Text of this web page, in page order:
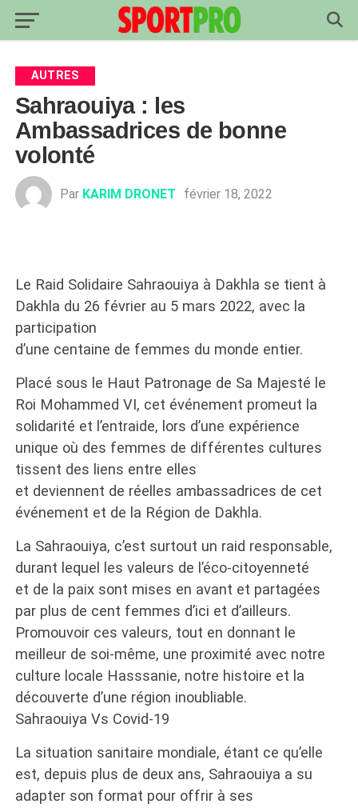
AUTRES
Sahraouiya : les
Ambassadrices de bonne
volonté
Par KARIM DRONET février 18, 2022
Le Raid Solidaire Sahraouiya à Dakhla se tient à
Dakhla du 26 février au 5 mars 2022, avec la
participation
d’une centaine de femmes du monde entier.
Placé sous le Haut Patronage de Sa Majesté le
Roi Mohammed VI, cet événement promeut la
solidarité et l’entraide, lors d’une expérience
unique où des femmes de différentes cultures
tissent des liens entre elles
et deviennent de réelles ambassadrices de cet
événement et de la Région de Dakhla.
La Sahraouiya, c’est surtout un raid responsable,
durant lequel les valeurs de l’éco-citoyenneté
et de la paix sont mises en avant et partagées
par plus de cent femmes d’ici et d’ailleurs.
Promouvoir ces valeurs, tout en donnant le
meilleur de soi-même, une proximité avec notre
culture locale Hasssanie, notre histoire et la
découverte d’une région inoubliable.
Sahraouiya Vs Covid-19
La situation sanitaire mondiale, étant ce qu’elle
est, depuis plus de deux ans, Sahraouiya a su
adapter son format pour offrir à ses